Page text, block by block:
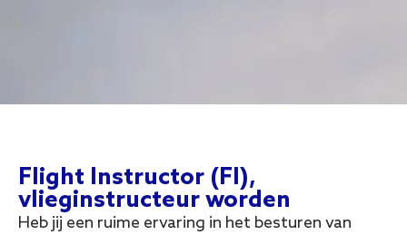
Flight Instructor (FI),
vlieginstructeur worden
Heb jij een ruime ervaring in het besturen van